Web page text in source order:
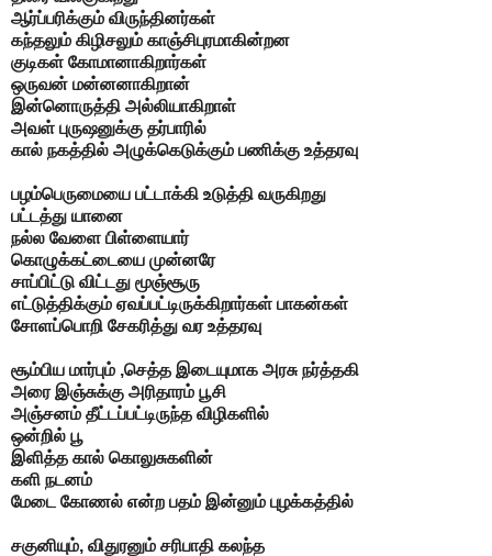
ஆர்ப்பரிக்கும் விருந்தினர்கள்
கந்தலும் கிழிசலும் காஞ்சிபுரமாகின்றன
குடிகள் கோமானாகிறார்கள்
ஒருவன் மன்னனாகிறான்
இன்னொருத்தி அல்லியாகிறாள்
அவள் புருஷனுக்கு தர்பாரில்
கால் நகத்தில் அழுக்கெடுக்கும் பணிக்கு உத்தரவு
பழம்பெருமையை பட்டாக்கி உடுத்தி வருகிறது
பட்டத்து யானை
நல்ல வேளை பிள்ளையார்
கொழுக்கட்டையை முன்னரே
சாப்பிட்டு விட்டது மூஞ்சூரு
எட்டுத்திக்கும் ஏவப்பட்டிருக்கிறார்கள் பாகன்கள்
சோளப்பொறி சேகரித்து வர உத்தரவு
சூம்பிய மார்பும் ,செத்த இடையுமாக அரசு நர்த்தகி
அரை இஞ்சுக்கு அரிதாரம் பூசி
அஞ்சனம் தீட்டப்பட்டிருந்த விழிகளில்
ஒன்றில் பூ
இளித்த கால் கொலுசுகளின்
களி நடனம்
மேடை கோணல் என்ற பதம் இன்னும் புழக்கத்தில்
சகுனியும், விதுரனும் சரிபாதி கலந்த